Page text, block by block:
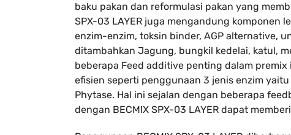
baku pakan dan reformulasi pakan yang
SPX-03 LAYER juga mengandung komponen
enzim-enzim, toksin binder, AGP alternative,
ditambahkan Jagung, bungkil kedelai, katul,
beberapa Feed additive penting dalam
efisien seperti penggunaan 3 jenis enzim
Phytase. Hal ini sejalan dengan beberapa
dengan BECMIX SPX-03 LAYER dapat